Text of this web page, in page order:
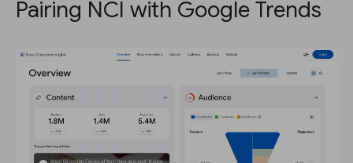
Pairing NCI with Google Trends